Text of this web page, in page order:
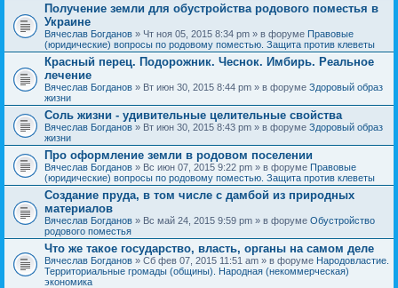
Получение земли для обустройства родового поместья в
Украине
Вячеслав Богданов » Чт ноя 05, 2015 8:34 pm » в форуме Правовые
(юридические) вопросы по родовому поместью. Защита против клеветы
Красный перец. Подорожник. Чеснок. Имбирь. Реальное
лечение
Вячеслав Богданов » Вт июн 30, 2015 8:44 pm » в форуме Здоровый образ
жизни
Соль жизни - удивительные целительные свойства
Вячеслав Богданов » Вт июн 30, 2015 8:43 pm » в форуме Здоровый образ
жизни
Про оформление земли в родовом поселении
Вячеслав Богданов » Вс июн 07, 2015 9:22 pm » в форуме Правовые
(юридические) вопросы по родовому поместью. Защита против клеветы
Создание пруда, в том числе с дамбой из природных
материалов
Вячеслав Богданов » Вс май 24, 2015 9:59 pm » в форуме Обустройство
родового поместья
Что же такое государство, власть, органы на самом деле
Вячеслав Богданов » Сб фев 07, 2015 11:51 am » в форуме Народовластие.
Территориальные громады (общины). Народная (некоммерческая)
экономика